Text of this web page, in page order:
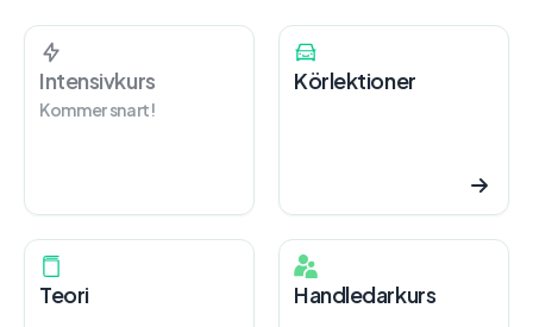
Intensivkurs
Kommer snart!
Körlektioner
Teori Handledarkurs